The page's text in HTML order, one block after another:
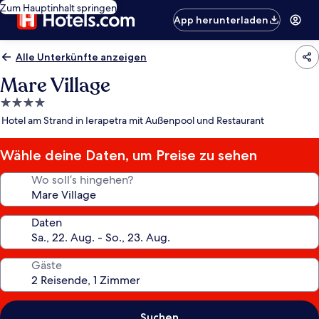
Zum Hauptinhalt springen
App herunterladen
Alle Unterkünfte anzeigen
Mare Village
4.0-
Sterne-
Hotel am Strand in Ierapetra mit Außenpool und Restaurant
Wähle deine Daten, um Preise zu sehen
Wo soll’s hingehen?
Daten
Gäste